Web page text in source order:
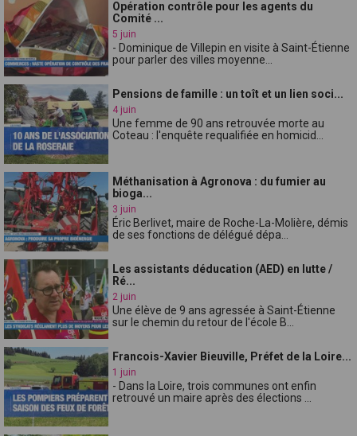
Opération contrôle pour les agents du
Comité ...
5 juin
- Dominique de Villepin en visite à Saint-Étienne
pour parler des villes moyenne...
Pensions de famille : un toît et un lien soci...
4 juin
Une femme de 90 ans retrouvée morte au
Coteau : l'enquête requalifiée en homicid...
Méthanisation à Agronova : du fumier au
bioga...
3 juin
Éric Berlivet, maire de Roche-La-Molière, démis
de ses fonctions de délégué dépa...
Les assistants déducation (AED) en lutte /
Ré...
2 juin
Une élève de 9 ans agressée à Saint-Étienne
sur le chemin du retour de l'école B...
Francois-Xavier Bieuville, Préfet de la Loire...
1 juin
- Dans la Loire, trois communes ont enfin
retrouvé un maire après des élections ...